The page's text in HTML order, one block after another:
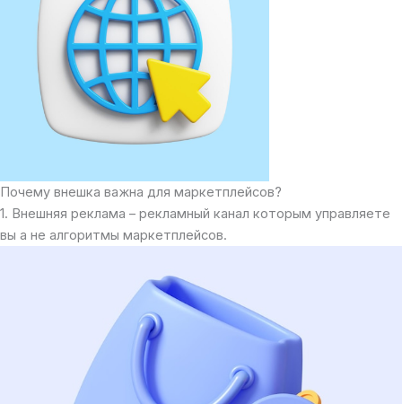
Почему внешка важна для маркетплейсов?
1. Внешняя реклама – рекламный канал которым управляете
вы а не алгоритмы маркетплейсов.